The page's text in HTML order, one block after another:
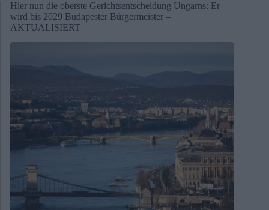
Hier nun die oberste Gerichtsentscheidung Ungarns: Er
wird bis 2029 Budapester Bürgermeister –
AKTUALISIERT